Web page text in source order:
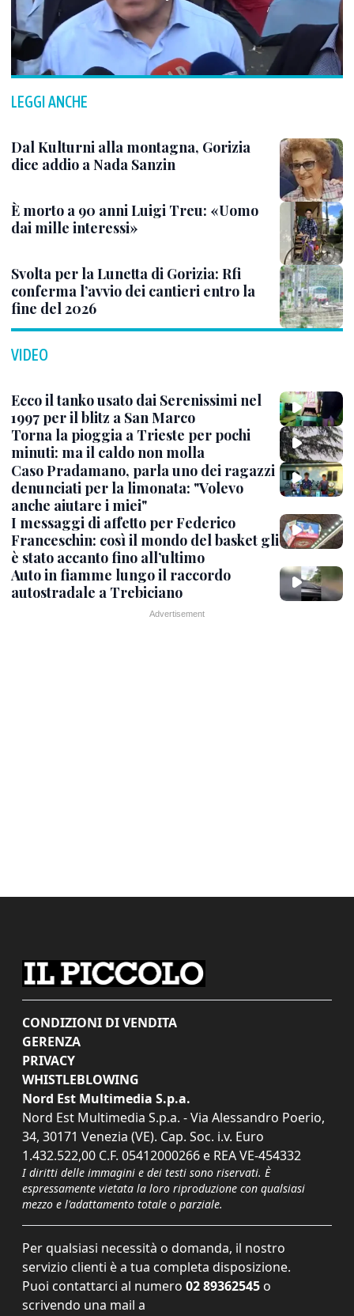
LEGGI ANCHE
Dal Kulturni alla montagna, Gorizia
dice addio a Nada Sanzin
È morto a 90 anni Luigi Treu: «Uomo
dai mille interessi»
Svolta per la Lunetta di Gorizia: Rfi
conferma l’avvio dei cantieri entro la
fine del 2026
VIDEO
Ecco il tanko usato dai Serenissimi nel
1997 per il blitz a San Marco
Torna la pioggia a Trieste per pochi
minuti: ma il caldo non molla
Caso Pradamano, parla uno dei ragazzi
denunciati per la limonata: "Volevo
anche aiutare i miei"
I messaggi di affetto per Federico
Franceschin: così il mondo del basket gli
è stato accanto fino all’ultimo
Auto in fiamme lungo il raccordo
autostradale a Trebiciano
CONDIZIONI DI VENDITA
GERENZA
PRIVACY
WHISTLEBLOWING
Nord Est Multimedia S.p.a.
Nord Est Multimedia S.p.a. - Via Alessandro Poerio,
34, 30171 Venezia (VE). Cap. Soc. i.v. Euro
1.432.522,00 C.F. 05412000266 e REA VE-454332
I diritti delle immagini e dei testi sono riservati. È
espressamente vietata la loro riproduzione con qualsiasi
mezzo e l'adattamento totale o parziale.
Per qualsiasi necessità o domanda, il nostro
servizio clienti è a tua completa disposizione.
Puoi contattarci al numero 02 89362545 o
scrivendo una mail a